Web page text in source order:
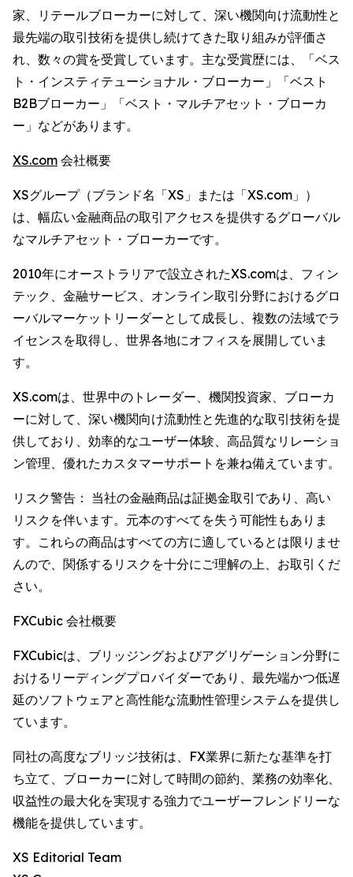
家、リテールブローカーに対して、深い機関向け流動性と
最先端の取引技術を提供し続けてきた取り組みが評価さ
れ、数々の賞を受賞しています。主な受賞歴には、「ベス
ト・インスティテューショナル・ブローカー」「ベスト
B2Bブローカー」「ベスト・マルチアセット・ブローカ
ー」などがあります。
XS.com 会社概要
XSグループ（ブランド名「XS」または「XS.com」）
は、幅広い金融商品の取引アクセスを提供するグローバル
なマルチアセット・ブローカーです。
2010年にオーストラリアで設立されたXS.comは、フィン
テック、金融サービス、オンライン取引分野におけるグロ
ーバルマーケットリーダーとして成長し、複数の法域でラ
イセンスを取得し、世界各地にオフィスを展開していま
す。
XS.comは、世界中のトレーダー、機関投資家、ブローカ
ーに対して、深い機関向け流動性と先進的な取引技術を提
供しており、効率的なユーザー体験、高品質なリレーショ
ン管理、優れたカスタマーサポートを兼ね備えています。
リスク警告： 当社の金融商品は証拠金取引であり、高い
リスクを伴います。元本のすべてを失う可能性もありま
す。これらの商品はすべての方に適しているとは限りませ
んので、関係するリスクを十分にご理解の上、お取引くだ
さい。
FXCubic 会社概要
FXCubicは、ブリッジングおよびアグリゲーション分野に
おけるリーディングプロバイダーであり、最先端かつ低遅
延のソフトウェアと高性能な流動性管理システムを提供し
ています。
同社の高度なブリッジ技術は、FX業界に新たな基準を打
ち立て、ブローカーに対して時間の節約、業務の効率化、
収益性の最大化を実現する強力でユーザーフレンドリーな
機能を提供しています。
XS Editorial Team